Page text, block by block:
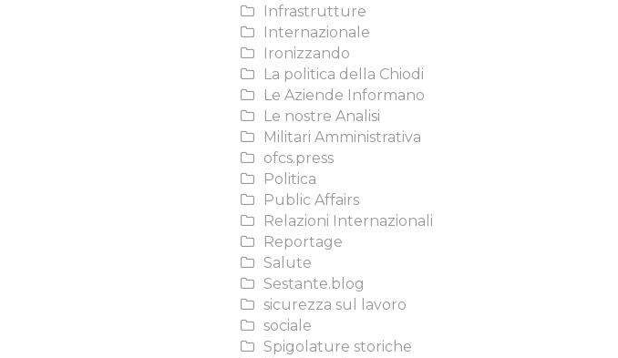
Infrastrutture
Internazionale
Ironizzando
La politica della Chiodi
Le Aziende Informano
Le nostre Analisi
Militari Amministrativa
ofcs.press
Politica
Public Affairs
Relazioni Internazionali
Reportage
Salute
Sestante.blog
sicurezza sul lavoro
sociale
Spigolature storiche